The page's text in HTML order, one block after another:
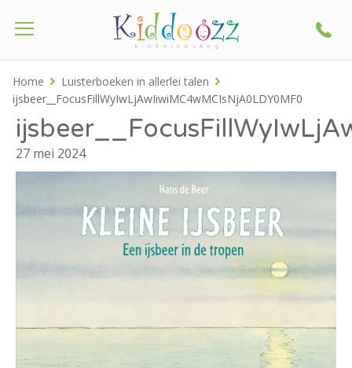
Home
Luisterboeken in allerlei talen
ijsbeer__FocusFillWyIwLjAwIiwiMC4wMCIsNjA0LDY0MF0
27 mei 2024